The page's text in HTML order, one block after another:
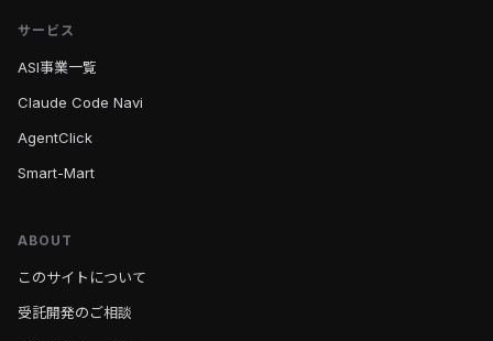
サービス
ASI事業一覧
Claude Code Navi
AgentClick
Smart-Mart
ABOUT
このサイトについて
受託開発のご相談